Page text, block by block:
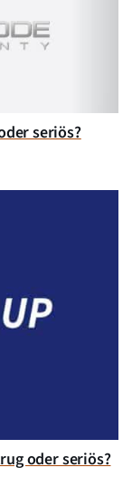
seriös?
oder seriös?